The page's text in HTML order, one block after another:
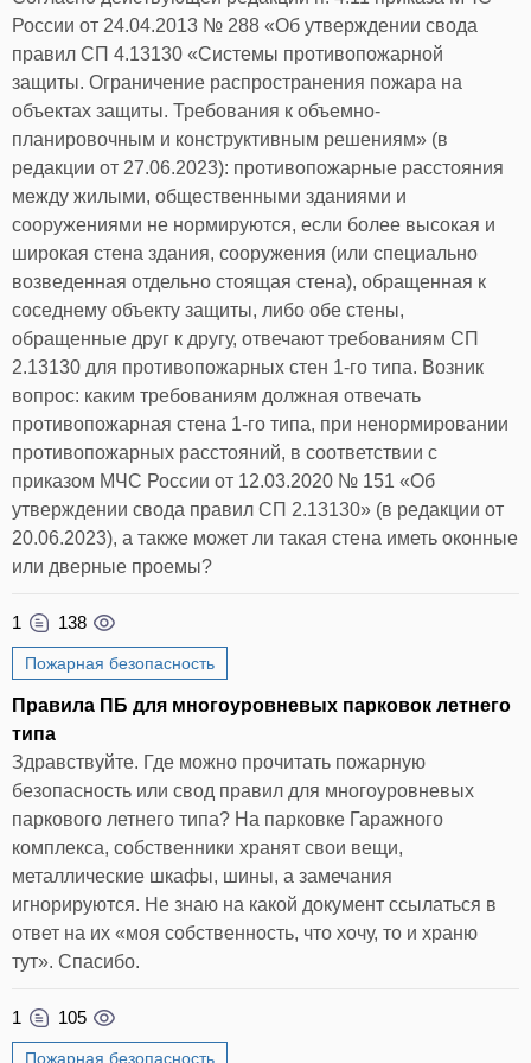
содержащихся нормативных документах по
пожарной безопасности (сводах правил)
требуется проведение расчета пожарных рисков
угрозы жизни и здоровью людей и уничтожения
имущества и необходимо его приобщение к
проектной документации.
Приказ МЧС России от 14.11.2022 № 1140
утверждении методики определения расчетных
величин пожарного риска в зданиях,
сооружениях и пожарных отсеках различных
классов функциональной пожарной опасности»
установил:
Утвердить и ввести в действие с 1 сентября 2023
года прилагаемую методику определения
расчетных величин пожарного риска в зданиях,
сооружениях и пожарных отсеках различных
классов функциональной пожарной опасности.
Признать утратившим силу с 1 сентября 2023
утверждении методики определения расчетных
величин пожарного риска в зданиях, сооружениях
и строениях различных классов функциональной
Учитывая, что изменение в проектную
документацию будут проводиться после
вступления в силу приказа МЧС России № 1140
проведение расчет пожарных рисков
необходимо проводить по методике, изложенной
в данном документе.
При этом для отступления от отдельных
требований пожарной безопасности проведение
расчета риска необходимо в соответствии с пп.
«м» п. 26 постановления Правительства РФ от
16.02.2008 № 87.
России от 24.04.2013 № 288 «Об утверждении свода
правил СП 4.13130 «Системы противопожарной
защиты. Ограничение распространения пожара на
объектах защиты. Требования к объемно-
планировочным и конструктивным решениям» (в
редакции от 27.06.2023): противопожарные расстояния
между жилыми, общественными зданиями и
сооружениями не нормируются, если более высокая и
широкая стена здания, сооружения (или специально
возведенная отдельно стоящая стена), обращенная к
соседнему объекту защиты, либо обе стены,
обращенные друг к другу, отвечают требованиям СП
2.13130 для противопожарных стен 1-го типа. Возник
вопрос: каким требованиям должная отвечать
противопожарная стена 1-го типа, при ненормировании
противопожарных расстояний, в соответствии с
приказом МЧС России от 12.03.2020 № 151 «Об
утверждении свода правил СП 2.13130» (в редакции от
20.06.2023), а также может ли такая стена иметь оконные
или дверные проемы?
1 138
Пожарная безопасность
Правила ПБ для многоуровневых парковок летнего
типа
Здравствуйте. Где можно прочитать пожарную
безопасность или свод правил для многоуровневых
паркового летнего типа? На парковке Гаражного
комплекса, собственники хранят свои вещи,
металлические шкафы, шины, а замечания
игнорируются. Не знаю на какой документ ссылаться в
ответ на их «моя собственность, что хочу, то и храню
тут». Спасибо.
1 105
Пожарная безопасность